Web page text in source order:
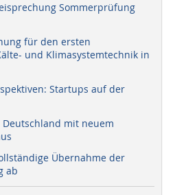
Sommerprüfung
für den ersten
und Klimasystemtechnik in
Startups auf der
mit neuem
Übernahme der
ab